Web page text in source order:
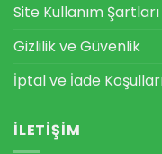
Site Kullanım
Gizlilik ve Güvenlik
İptal ve İade
İLETIŞIM